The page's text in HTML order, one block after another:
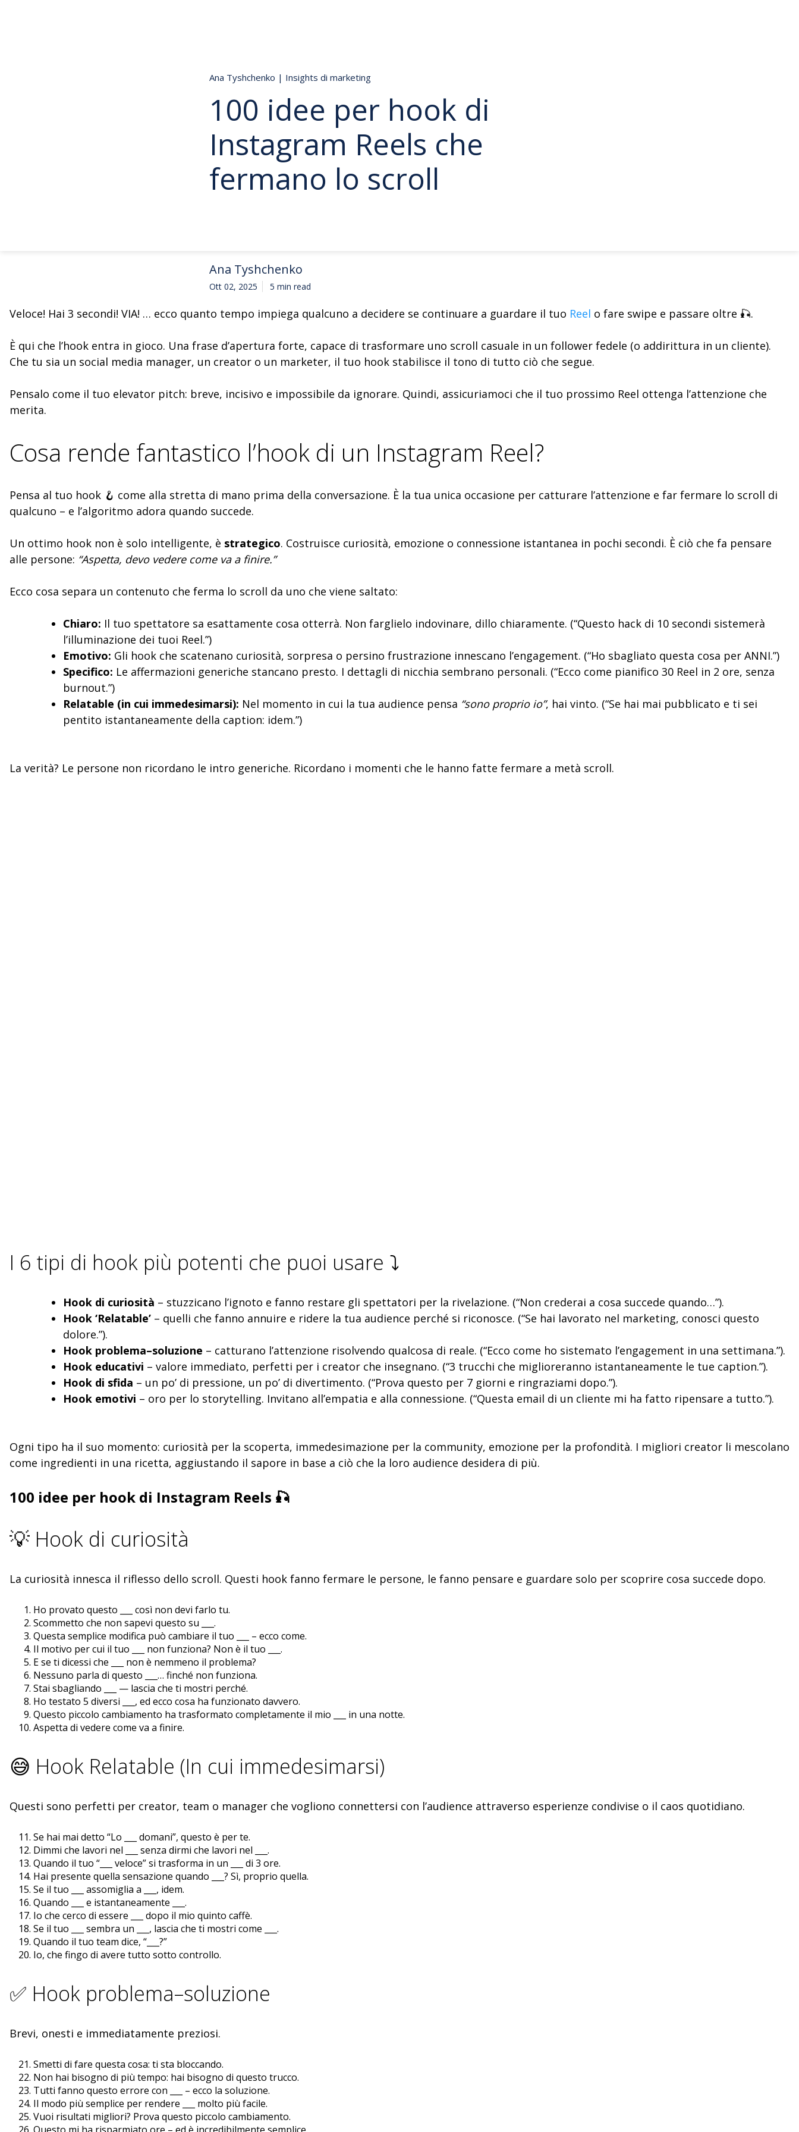
Ana Tyshchenko | Insights di marketing
100 idee per hook di
Instagram Reels che
fermano lo scroll
Ana Tyshchenko
Ott 02, 2025 5 min read
Veloce! Hai 3 secondi! VIA! … ecco quanto tempo impiega qualcuno a decidere se continuare a guardare il tuo Reel o fare swipe e passare oltre 🎣.
È qui che l’hook entra in gioco. Una frase d’apertura forte, capace di trasformare uno scroll casuale in un follower fedele (o addirittura in un cliente).
Che tu sia un social media manager, un creator o un marketer, il tuo hook stabilisce il tono di tutto ciò che segue.
Pensalo come il tuo elevator pitch: breve, incisivo e impossibile da ignorare. Quindi, assicuriamoci che il tuo prossimo Reel ottenga l’attenzione che
merita.
Cosa rende fantastico l’hook di un Instagram Reel?
Pensa al tuo hook 🪝 come alla stretta di mano prima della conversazione. È la tua unica occasione per catturare l’attenzione e far fermare lo scroll di
qualcuno – e l’algoritmo adora quando succede.
Un ottimo hook non è solo intelligente, è strategico. Costruisce curiosità, emozione o connessione istantanea in pochi secondi. È ciò che fa pensare
alle persone: “Aspetta, devo vedere come va a finire.”
Ecco cosa separa un contenuto che ferma lo scroll da uno che viene saltato:
Chiaro: Il tuo spettatore sa esattamente cosa otterrà. Non farglielo indovinare, dillo chiaramente. (“Questo hack di 10 secondi sistemerà
l’illuminazione dei tuoi Reel.”)
Emotivo: Gli hook che scatenano curiosità, sorpresa o persino frustrazione innescano l’engagement. (“Ho sbagliato questa cosa per ANNI.”)
Specifico: Le affermazioni generiche stancano presto. I dettagli di nicchia sembrano personali. (“Ecco come pianifico 30 Reel in 2 ore, senza
burnout.”)
Relatable (in cui immedesimarsi): Nel momento in cui la tua audience pensa “sono proprio io”, hai vinto. (“Se hai mai pubblicato e ti sei
pentito istantaneamente della caption: idem.”)
La verità? Le persone non ricordano le intro generiche. Ricordano i momenti che le hanno fatte fermare a metà scroll.
I 6 tipi di hook più potenti che puoi usare ⤵️
Hook di curiosità – stuzzicano l’ignoto e fanno restare gli spettatori per la rivelazione. (“Non crederai a cosa succede quando…”).
Hook ‘Relatable’ – quelli che fanno annuire e ridere la tua audience perché si riconosce. (“Se hai lavorato nel marketing, conosci questo
dolore.”).
Hook problema–soluzione – catturano l’attenzione risolvendo qualcosa di reale. (“Ecco come ho sistemato l’engagement in una settimana.”).
Hook educativi – valore immediato, perfetti per i creator che insegnano. (“3 trucchi che miglioreranno istantaneamente le tue caption.”).
Hook di sfida – un po’ di pressione, un po’ di divertimento. (“Prova questo per 7 giorni e ringraziami dopo.”).
Hook emotivi – oro per lo storytelling. Invitano all’empatia e alla connessione. (“Questa email di un cliente mi ha fatto ripensare a tutto.”).
Ogni tipo ha il suo momento: curiosità per la scoperta, immedesimazione per la community, emozione per la profondità. I migliori creator li mescolano
come ingredienti in una ricetta, aggiustando il sapore in base a ciò che la loro audience desidera di più.
100 idee per hook di Instagram Reels 🎣
💡 Hook di curiosità
La curiosità innesca il riflesso dello scroll. Questi hook fanno fermare le persone, le fanno pensare e guardare solo per scoprire cosa succede dopo.
Ho provato questo ___ così non devi farlo tu.
Scommetto che non sapevi questo su ___.
Questa semplice modifica può cambiare il tuo ___ – ecco come.
Il motivo per cui il tuo ___ non funziona? Non è il tuo ___.
E se ti dicessi che ___ non è nemmeno il problema?
Nessuno parla di questo ___… finché non funziona.
Stai sbagliando ___ — lascia che ti mostri perché.
Ho testato 5 diversi ___, ed ecco cosa ha funzionato davvero.
Questo piccolo cambiamento ha trasformato completamente il mio ___ in una notte.
Aspetta di vedere come va a finire.
😅 Hook Relatable (In cui immedesimarsi)
Questi sono perfetti per creator, team o manager che vogliono connettersi con l’audience attraverso esperienze condivise o il caos quotidiano.
Se hai mai detto “Lo ___ domani”, questo è per te.
Dimmi che lavori nel ___ senza dirmi che lavori nel ___.
Quando il tuo “___ veloce” si trasforma in un ___ di 3 ore.
Hai presente quella sensazione quando ___? Sì, proprio quella.
Se il tuo ___ assomiglia a ___, idem.
Quando ___ e istantaneamente ___.
Io che cerco di essere ___ dopo il mio quinto caffè.
Se il tuo ___ sembra un ___, lascia che ti mostri come ___.
Quando il tuo team dice, “___?”
Io, che fingo di avere tutto sotto controllo.
✅ Hook problema–soluzione
Brevi, onesti e immediatamente preziosi.
Smetti di fare questa cosa: ti sta bloccando.
Non hai bisogno di più tempo: hai bisogno di questo trucco.
Tutti fanno questo errore con ___ – ecco la soluzione.
Il modo più semplice per rendere ___ molto più facile.
Vuoi risultati migliori? Prova questo piccolo cambiamento.